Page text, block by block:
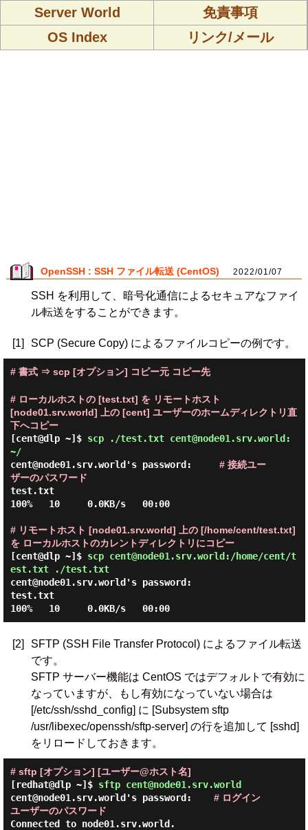
Server World
免責事項
OS Index
リンク/メール
OpenSSH : SSH ファイル転送 (CentOS) 2022/01/07
SSH を利用して、暗号化通信によるセキュアなファイ
ル転送をすることができます。
[1] SCP (Secure Copy) によるファイルコピーの例です。
# 書式 ⇒ scp [オプション] コピー元 コピー先
# ローカルホストの [test.txt] を リモートホスト
[node01.srv.world] 上の [cent] ユーザーのホームディレクトリ直
下へコピー
[cent@dlp ~]$ scp ./test.txt cent@node01.srv.world:
~/
cent@node01.srv.world's password: # 接続ユー
ザーのパスワード
test.txt
100%   10     0.0KB/s   00:00
# リモートホスト [node01.srv.world] 上の [/home/cent/test.txt]
を ローカルホストのカレントディレクトリにコピー
[cent@dlp ~]$ scp cent@node01.srv.world:/home/cent/t
est.txt ./test.txt
cent@node01.srv.world's password:
test.txt
100%   10     0.0KB/s   00:00
[2]
SFTP (SSH File Transfer Protocol) によるファイル転送
です。
SFTP サーバー機能は CentOS ではデフォルトで有効に
なっていますが、もし有効になっていない場合は
[/etc/ssh/sshd_config] に [Subsystem sftp
/usr/libexec/openssh/sftp-server] の行を追加して [sshd]
をリロードしておきます。
# sftp [オプション] [ユーザー@ホスト名]
[redhat@dlp ~]$ sftp cent@node01.srv.world
cent@node01.srv.world's password: # ログイン
ユーザーのパスワード
Connected to node01.srv.world.